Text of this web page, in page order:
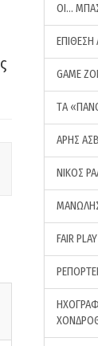
ΟΙ…
GAME
ΤA
ΑΡΗΣ
ΝΙΚΟΣ
FAIR PLAY